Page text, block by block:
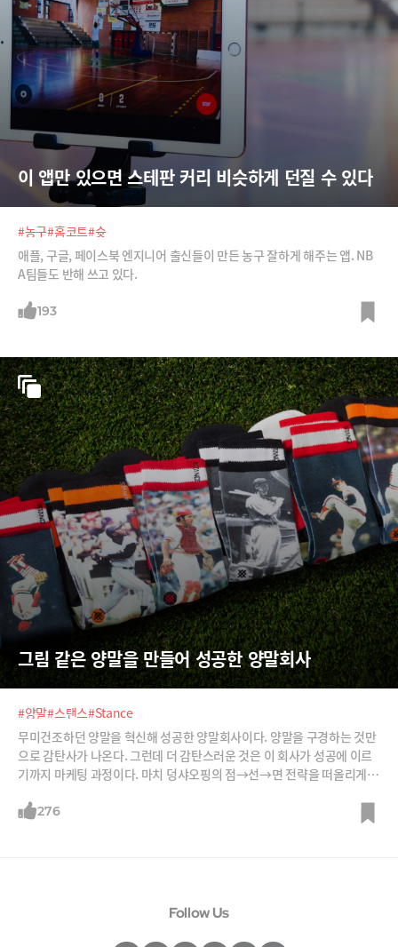
이 앱만 있으면 스테판 커리 비슷하게 던질 수 있다
#농구#홈코트#슛
애플, 구글, 페이스북 엔지니어 출신들이 만든 농구 잘하게 해주는 앱. NB
A팀들도 반해 쓰고 있다.
193
그림 같은 양말을 만들어 성공한 양말회사
#양말#스탠스#Stance
무미건조하던 양말을 혁신해 성공한 양말회사이다. 양말을 구경하는 것만
으로 감탄사가 나온다. 그런데 더 감탄스러운 것은 이 회사가 성공에 이르
기까지 마케팅 과정이다. 마치 덩샤오핑의 점→선→면 전략을 떠올리게
276
Follow Us